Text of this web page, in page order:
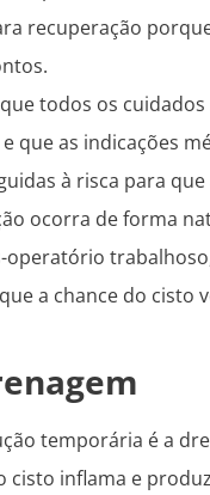
recuperação
todos os cuidados
que as indicações
à risca para que
ocorra de forma
operatório
a chance do cisto
temporária é a
cisto inflama e